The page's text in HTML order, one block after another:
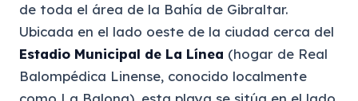
de toda el área de la Bahía de Gibraltar.
Ubicada en el lado oeste de la ciudad cerca del
Estadio Municipal de La Línea (hogar de Real
Balompédica Linense, conocido localmente